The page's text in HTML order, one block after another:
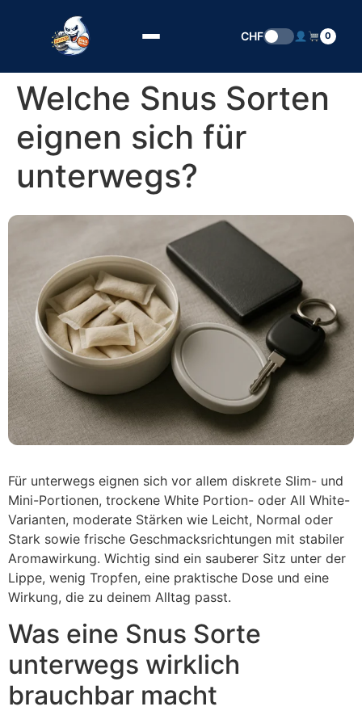
CHF 0
Welche Snus Sorten
eignen sich für
unterwegs?
Für unterwegs eignen sich vor allem diskrete Slim- und
Mini-Portionen, trockene White Portion- oder All White-
Varianten, moderate Stärken wie Leicht, Normal oder
Stark sowie frische Geschmacksrichtungen mit stabiler
Aromawirkung. Wichtig sind ein sauberer Sitz unter der
Lippe, wenig Tropfen, eine praktische Dose und eine
Wirkung, die zu deinem Alltag passt.
Was eine Snus Sorte
unterwegs wirklich
brauchbar macht